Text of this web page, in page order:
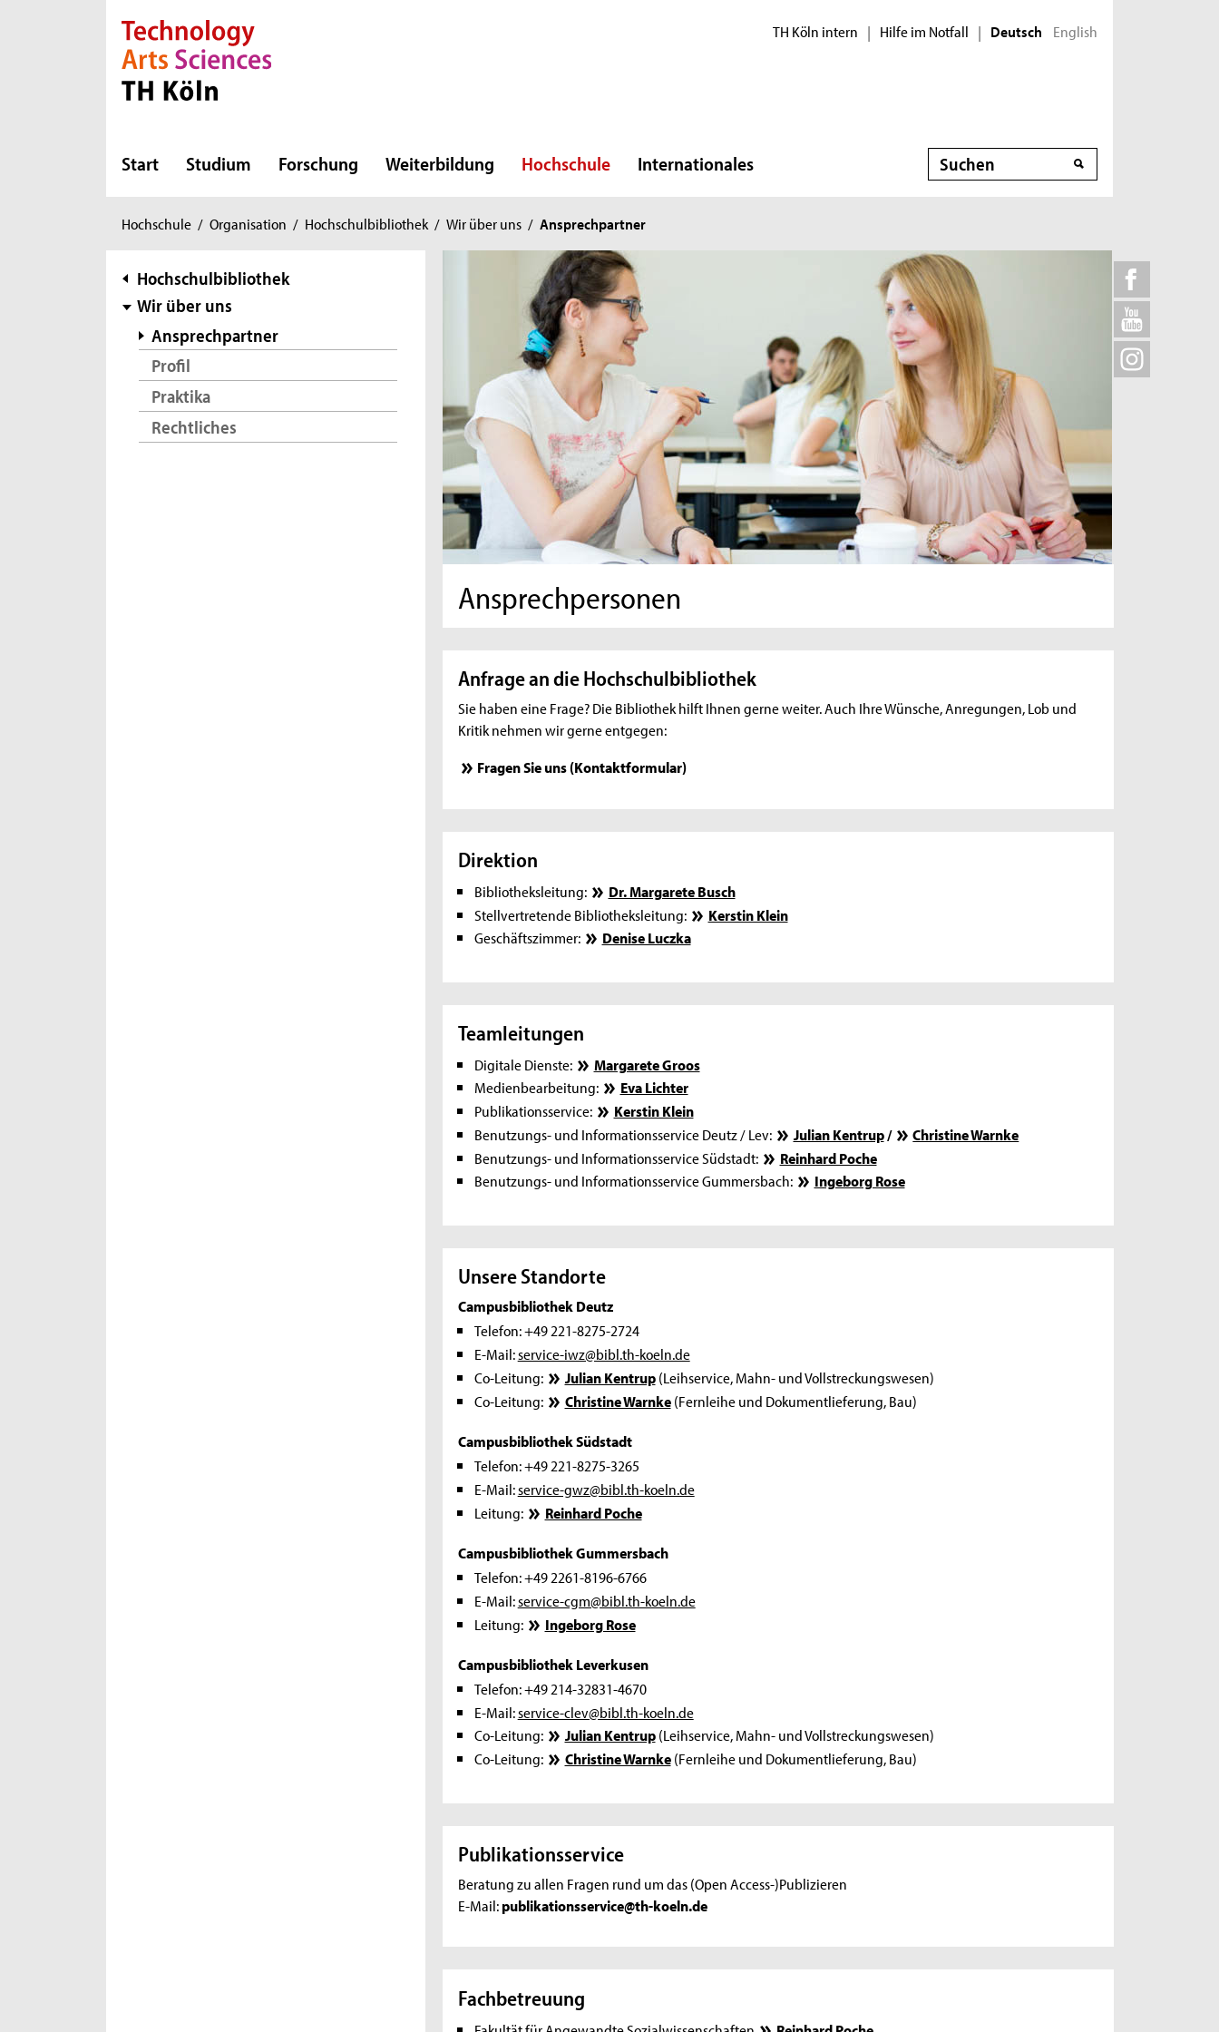
Direkt zur Hauptnavigation
Direkt zur Subnavigation
Direkt zum Inhalt
Direkt zum Fußbereich TH Köln intern | Hilfe im Notfall | Deutsch English
Start Studium Forschung Weiterbildung Hochschule Internationales Suche
Sie
hier:
Hochschule / Organisation / Hochschulbibliothek / Wir über uns / Ansprechpartner
Subnavigation
Hochschulbibliothek
Wir über uns
Ansprechpartner
Profil
Praktika
Rechtliches
Ansprechpersonen
Anfrage an die Hochschulbibliothek
Sie haben eine Frage? Die Bibliothek hilft Ihnen gerne weiter. Auch Ihre Wünsche, Anregungen, Lob und
Kritik nehmen wir gerne entgegen:
Fragen Sie uns (Kontaktformular)
Direktion
Bibliotheksleitung:
Dr. Margarete Busch
Stellvertretende Bibliotheksleitung:
Kerstin Klein
Geschäftszimmer:
Denise Luczka
Teamleitungen
Digitale Dienste:
Margarete Groos
Medienbearbeitung:
Eva Lichter
Publikationsservice:
Kerstin Klein
Benutzungs- und Informationsservice Deutz / Lev:
Julian Kentrup/
Christine Warnke
Benutzungs- und Informationsservice Südstadt:
Reinhard Poche
Benutzungs- und Informationsservice Gummersbach:
Ingeborg Rose
Unsere Standorte
Campusbibliothek Deutz
Telefon: +49 221-8275-2724
E-Mail:service-iwz@bibl.th-koeln.de
Co-Leitung:
Julian Kentrup (Leihservice, Mahn- und Vollstreckungswesen)
Co-Leitung:
Christine Warnke (Fernleihe und Dokumentlieferung, Bau)
Campusbibliothek Südstadt
Telefon: +49 221-8275-3265
E-Mail:service-gwz@bibl.th-koeln.de
Leitung:
Reinhard Poche
Campusbibliothek Gummersbach
Telefon: +49 2261-8196-6766
E-Mail:service-cgm@bibl.th-koeln.de
Leitung:
Ingeborg Rose
Campusbibliothek Leverkusen
Telefon: +49 214-32831-4670
E-Mail:service-clev@bibl.th-koeln.de
Co-Leitung:
Julian Kentrup(Leihservice, Mahn- und Vollstreckungswesen)
Co-Leitung:
Christine Warnke(Fernleihe und Dokumentlieferung, Bau)
Publikationsservice
Beratung zu allen Fragen rund um das (Open Access-)Publizieren
E-Mail:publikationsservice@th-koeln.de
Fachbetreuung